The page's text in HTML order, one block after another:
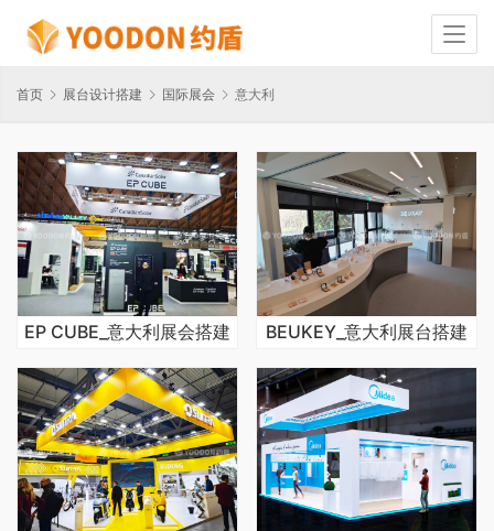
首页 展台设计搭建 国际展会 意大利
EP CUBE_意大利展会搭建 BEUKEY_意大利展台搭建